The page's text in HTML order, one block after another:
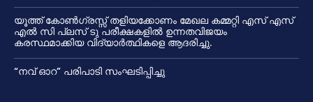
യൂത്ത് കോൺഗ്രസ്സ് തളിയക്കോണം മേഖല കമ്മറ്റി എസ് എസ്
എൽ സി പ്ലസ് ടു പരീക്ഷകളിൽ ഉന്നതവിജയം
കരസ്ഥമാക്കിയ വിദ്യാർത്ഥികളെ ആദരിച്ചു.
“നവ് ഓറ” പരിപാടി സംഘടിപ്പിച്ചു